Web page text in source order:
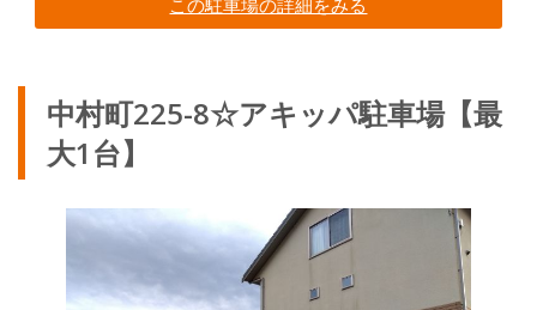
この駐車場の詳細をみる
中村町225-8☆アキッパ駐車場【最
大1台】